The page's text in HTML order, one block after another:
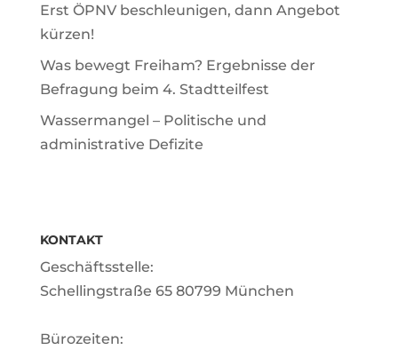
Erst ÖPNV beschleunigen, dann Angebot
kürzen!
Was bewegt Freiham? Ergebnisse der
Befragung beim 4. Stadtteilfest
Wassermangel – Politische und
administrative Defizite
KONTAKT
Geschäftsstelle:
Schellingstraße 65 80799 München
Bürozeiten: